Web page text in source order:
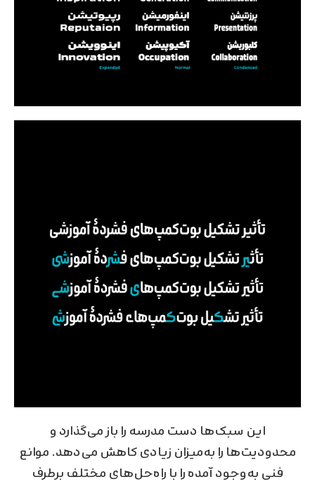
این سبک‌ها دست مدرسه را باز می‌گذارد و
محدودیت‌ها را به‌میزان زیادی کاهش می‌دهد. موانع
فنی به‌وجود آمده را با راه‌حل‌های مختلف برطرف